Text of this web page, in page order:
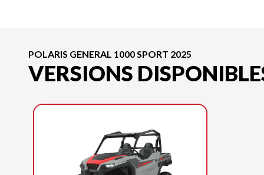
POLARIS GENERAL 1000 SPORT 2025
VERSIONS